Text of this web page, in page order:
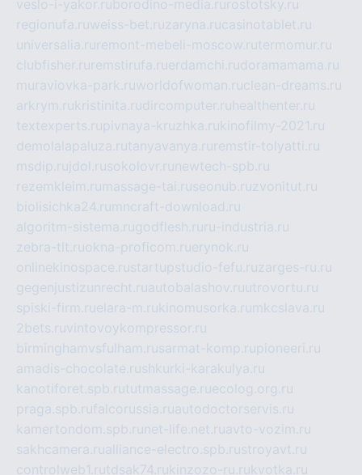
veslo-i-yakor.ruborodino-media.ru rostotsky.ru
regionufa.ruweiss-bet.ruzaryna.rucasinotablet.ru
universalia.ru remont-mebeli-moscow.rutermomur.ru
clubfisher.ru remstirufa.ruerdamchi.rudoramamama.ru
muraviovka-park.ruworldofwoman.ruclean-dreams.ru
arkrym.rukristinita.rudircomputer.ru healthenter.ru
textexperts.rupivnaya-kruzhka.rukinofilmy-2021.ru
demolalapaluza.rutanyavanya.ru remstir-tolyatti.ru
msdip.ru jdol.rusokolovr.ru newtech-spb.ru
rezemkleim.ru massage-tai.ruseonub.ruzvonitut.ru
biolisichka24.ru mncraft-download.ru
algoritm-sistema.rugodflesh.ru ru-industria.ru
zebra-tlt.ruokna-proficom.ruerynok.ru
onlinekinospace.rustartupstudio-fefu.ruzarges-ru.ru
gegenjustizunrecht.ruautobalashov.ruutrovortu.ru
spiski-firm.ruelara-m.rukinomusorka.ru mkcslava.ru
2bets.ruvintovoykompressor.ru
birminghamvsfulham.rusarmat-komp.rupioneeri.ru
amadis-chocolate.rushkurki-karakulya.ru
kanotiforet.spb.rututmassage.ruecolog.org.ru
praga.spb.rufalcorussia.ruautodoctorservis.ru
kamertondom.spb.ru net-life.net.ruavto-vozim.ru
sakhcamera.rualliance-electro.spb.rustroyavt.ru
controlweb1.rutdsak74.rukinzozo-ru.rukvotka.ru